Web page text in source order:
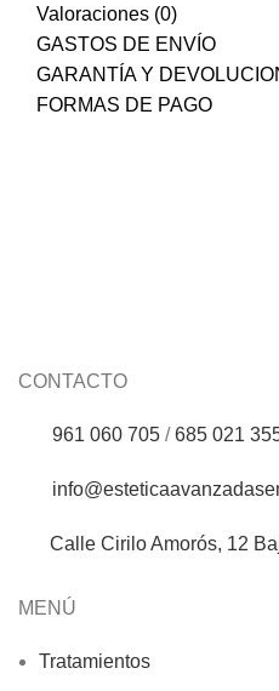
Valoraciones (0)
GASTOS DE ENVÍO
GARANTÍA Y
FORMAS DE PAGO
CONTACTO
961 060 705 /685 021
Calle Cirilo Amorós, 12
MENÚ
Tratamientos